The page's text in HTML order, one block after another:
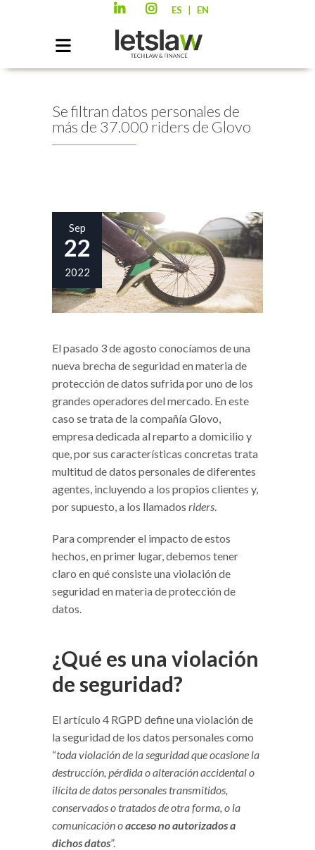
ES EN
Se filtran datos personales de
más de 37.000 riders de Glovo
Sep
22
2022
El pasado 3 de agosto conocíamos de una
nueva brecha de seguridad en materia de
protección de datos sufrida por uno de los
grandes operadores del mercado. En este
caso se trata de la compañía Glovo,
empresa dedicada al reparto a domicilio y
que, por sus características concretas trata
multitud de datos personales de diferentes
agentes, incluyendo a los propios clientes y,
por supuesto, a los llamados riders.
Para comprender el impacto de estos
hechos, en primer lugar, debemos tener
claro en qué consiste una violación de
seguridad en materia de protección de
datos.
¿Qué es una violación
de seguridad?
El artículo 4 RGPD define una violación de
la seguridad de los datos personales como
“toda violación de la seguridad que ocasione la
destrucción, pérdida o alteración accidental o
ilícita de datos personales transmitidos,
conservados o tratados de otra forma, o la
comunicación oacceso no autorizados a
dichos datos”.